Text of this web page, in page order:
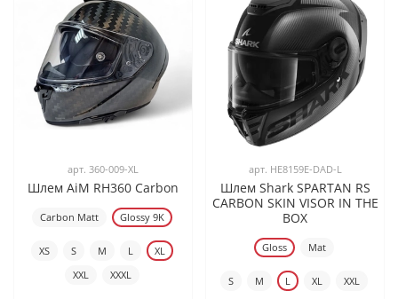
арт. 360-009-XL
Шлем AiM RH360 Carbon
Carbon Matt Glossy 9K
XS S M L
XL
XXL
XXXL
арт. HE8159E-DAD-L
Шлем Shark SPARTAN RS
CARBON SKIN VISOR IN THE
BOX
Gloss Mat
S M L XL XXL